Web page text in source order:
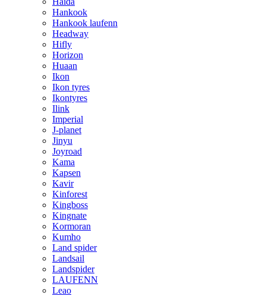
Hankook
Hankook laufenn
Headway
Hifly
Horizon
Huaan
Ikon
Ikon tyres
Ikontyres
Ilink
Imperial
J-planet
Jinyu
Joyroad
Kama
Kapsen
Kavir
Kinforest
Kingboss
Kingnate
Kormoran
Kumho
Land spider
Landsail
Landspider
LAUFENN
Leao